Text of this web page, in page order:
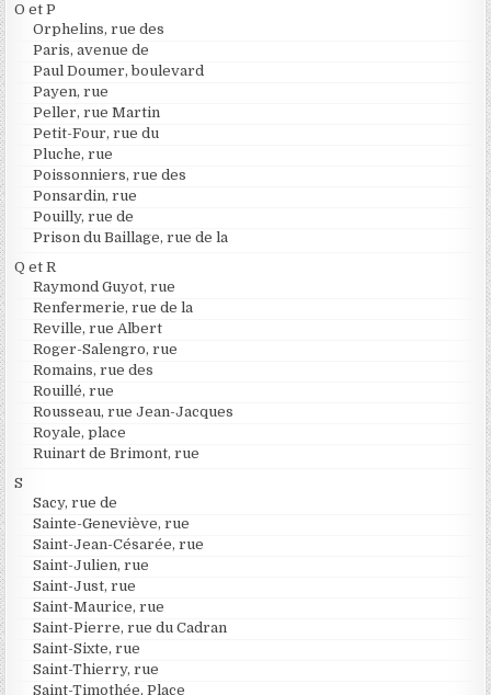
O et P
Orphelins, rue des
Paris, avenue de
Paul Doumer, boulevard
Payen, rue
Peller, rue Martin
Petit-Four, rue du
Pluche, rue
Poissonniers, rue des
Ponsardin, rue
Pouilly, rue de
Prison du Baillage, rue de la
Q et R
Raymond Guyot, rue
Renfermerie, rue de la
Reville, rue Albert
Roger-Salengro, rue
Romains, rue des
Rouillé, rue
Rousseau, rue Jean-Jacques
Royale, place
Ruinart de Brimont, rue
S
Sacy, rue de
Sainte-Geneviève, rue
Saint-Jean-Césarée, rue
Saint-Julien, rue
Saint-Just, rue
Saint-Maurice, rue
Saint-Pierre, rue du Cadran
Saint-Sixte, rue
Saint-Thierry, rue
Saint-Timothée, Place